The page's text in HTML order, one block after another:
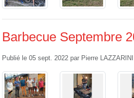
Barbecue Septembre
Publié le 05 sept. 2022 par Pierre LAZZARINI